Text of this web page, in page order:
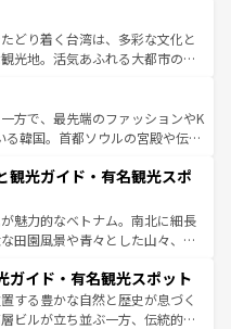
ードやハワイアンミュージッ
ど、すべてがハワイの魅力を彩
しい発見と感動が待っているハ
そびえるウルル（エアーズロッ
原生林やケアンズの熱帯雨林な
また、カフェやワイン、オージ
実しており、サーフィンやダイ
アウトドア好きにはたまらな
な魅力を存分に味わいつくそ
どり着く台湾は、多彩な文化と
光地。活気あふれる大都市の台
ある台湾東部など、都市の喧騒
おり、訪れる人に新しい発見と
また、奥深い台湾の食文化も魅
ツなど、バラエティ豊かな料理
方で、最先端のファッションやK
韓国。首都ソウルの宮殿や伝統
季折々の自然美を楽しむことが
焼肉、絶品のストリートフード
が待っている。夜には、韓国な
能できる。あたたかいホスピタ
てほしい。 なお、新着の韓国情報はコンテンツ一
観光ガイド・有名観光スポ
魅力的なベトナム。南北に細長
田園風景や青々とした山々、世
づく。ハノイの古い町並みやホ
時代の建物も、独特の雰囲気を
ラエティの豊かさとおいしさで
ガイド・有名観光スポット
する豊かな自然と歴史が息づく
ビルが立ち並ぶ一方、伝統的な